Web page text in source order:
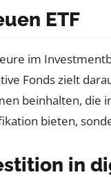
ETF
im
Fonds zielt
beinhalten, die
bieten,
in